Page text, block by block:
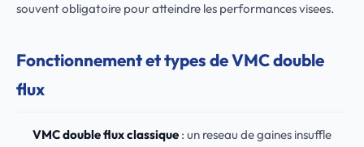
souvent obligatoire pour atteindre les performances visees.
Fonctionnement et types de VMC double
flux
VMC double flux classique: un reseau de gaines insuffle